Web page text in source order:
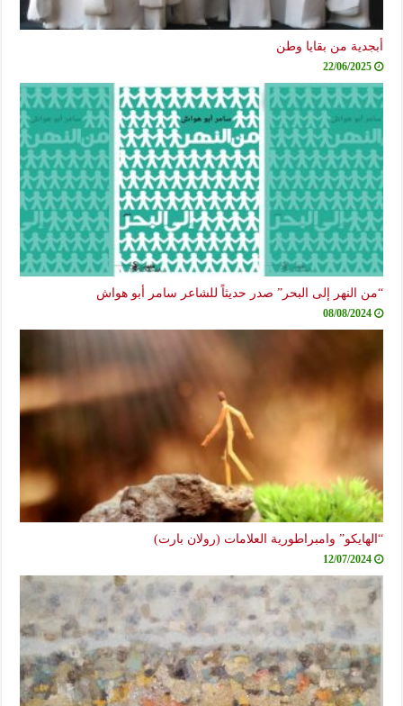
أبجدية من بقايا وطن
22/06/2025
“من النهر إلى البحر” صدر حديثاً للشاعر سامر أبو هواش
08/08/2024
“الهايكو” وامبراطورية العلامات (رولان بارت)
12/07/2024